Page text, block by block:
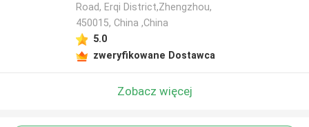
Road, Erqi District,Zhengzhou,
450015, China ,China
5.0
zweryfikowane Dostawca
Zobacz więcej